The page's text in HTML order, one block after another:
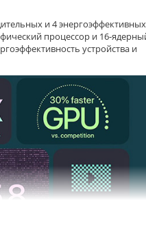
и 4
процессор и 16-
устройства и